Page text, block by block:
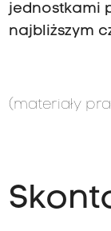
jednostkami
najbliższym
(materiały